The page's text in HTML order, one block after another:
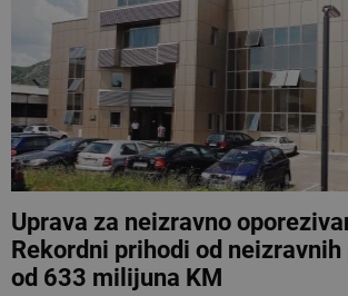
Uprava za neizravno
Rekordni prihodi od neizravnih
od 633 milijuna KM